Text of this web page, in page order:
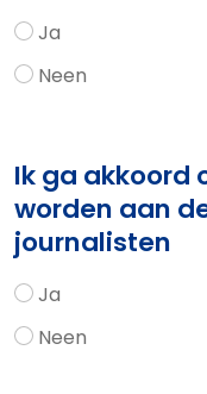
Ja
Neen
Ik ga akkoord
worden aan
journalisten
Ja
Neen